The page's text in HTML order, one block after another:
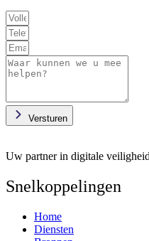
Versturen
Uw partner in digitale veiligheid
Snelkoppelingen
Home
Diensten